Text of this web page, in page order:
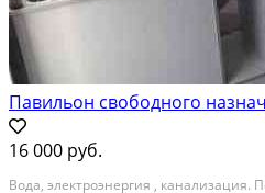
Павильон свободного
16 000 руб.
Вода, электроэнергия , канализация.